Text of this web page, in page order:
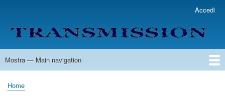
contenuto
principale
account
menu
Accedi
Main
Mostra — Main navigation
Home
Lista Autori
Contatti
Spedizione & Consegna
Legenda
Condizioni per l'uso
Briciole
Home